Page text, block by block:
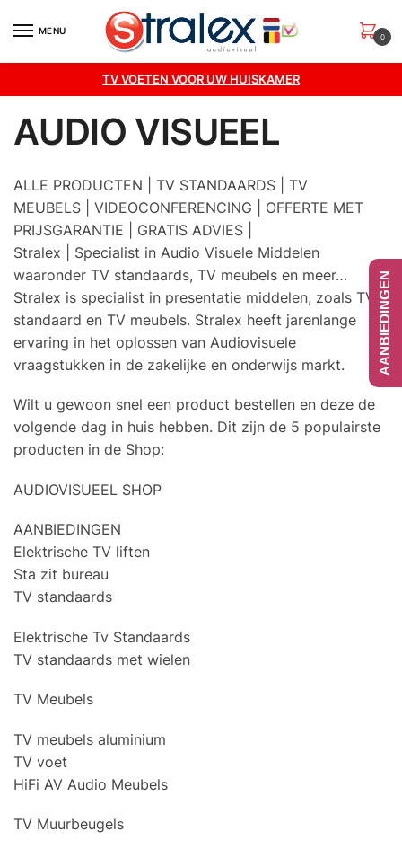
MENU
0
TV VOETEN VOOR UW HUISKAMER
AUDIO VISUEEL
ALLE PRODUCTEN | TV STANDAARDS | TV
MEUBELS | VIDEOCONFERENCING | OFFERTE MET
PRIJSGARANTIE | GRATIS ADVIES |
Stralex | Specialist in Audio Visuele Middelen
waaronder TV standaards, TV meubels en meer…
Stralex is specialist in presentatie middelen, zoals TV
standaard en TV meubels. Stralex heeft jarenlange
ervaring in het oplossen van Audiovisuele
vraagstukken in de zakelijke en onderwijs markt.
Wilt u gewoon snel een product bestellen en deze de
volgende dag in huis hebben. Dit zijn de 5 populairste
producten in de Shop:
AUDIOVISUEEL SHOP
AANBIEDINGEN
Elektrische TV liften
Sta zit bureau
TV standaards
Elektrische Tv Standaards
TV standaards met wielen
TV Meubels
TV meubels aluminium
TV voet
HiFi AV Audio Meubels
TV Muurbeugels
AANBIEDINGEN